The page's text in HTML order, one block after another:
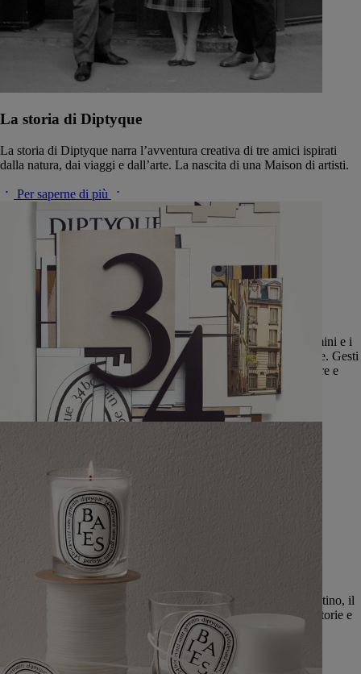
La storia di Diptyque
La storia di Diptyque narra l’avventura creativa di tre amici ispirati
dalla natura, dai viaggi e dall’arte. La nascita di una Maison di artisti.
Per saperne di più
34 boulevard Saint-Germain, Parigi 5°
arrondissement
Storico luogo di nascita di Diptyque, nel cuore del Quartiere Latino, il
numero 34 di boulevard Saint-Germain è un indirizzo ricco di storie e
di fantasia. Il luogo dell’immaginazione vagabonda.
Per saperne di più
La maestria
Attraverso la propria esperienza, Diptyque fa incontrare gli uomini e i
materiali, mezzi espressivi della loro sensibilità e immaginazione. Gesti
di artisti e di artigiani che la Maison ha sempre voluto valorizzare e
rivisitare, fin dalle proprie origini.
Esplora